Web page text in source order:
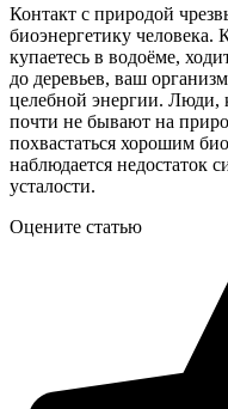
Контакт с природой
биоэнергетику человека.
купаетесь в водоёме,
до деревьев, ваш
целебной энергии. Люди,
почти не бывают на
похвастаться хорошим
наблюдается недостаток
усталости.
Оцените статью